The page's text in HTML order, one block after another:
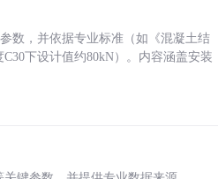
数，并依据专业标准（如《混凝土结
下设计值约80kN）。内容涵盖安装